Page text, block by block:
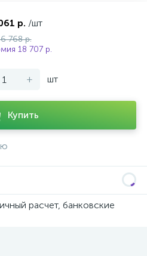
р. /шт
768 р.
18 707 р.
+ шт
Купить
расчет, банковские